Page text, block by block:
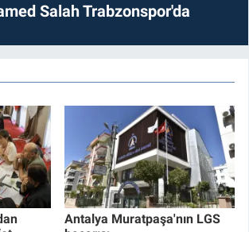
Salah Trabzonspor'da
Antalya Muratpaşa'nın LGS